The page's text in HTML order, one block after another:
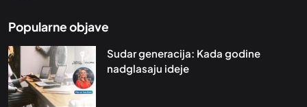
Popularne objave
Sudar generacija: Kada godine
nadglasaju ideje